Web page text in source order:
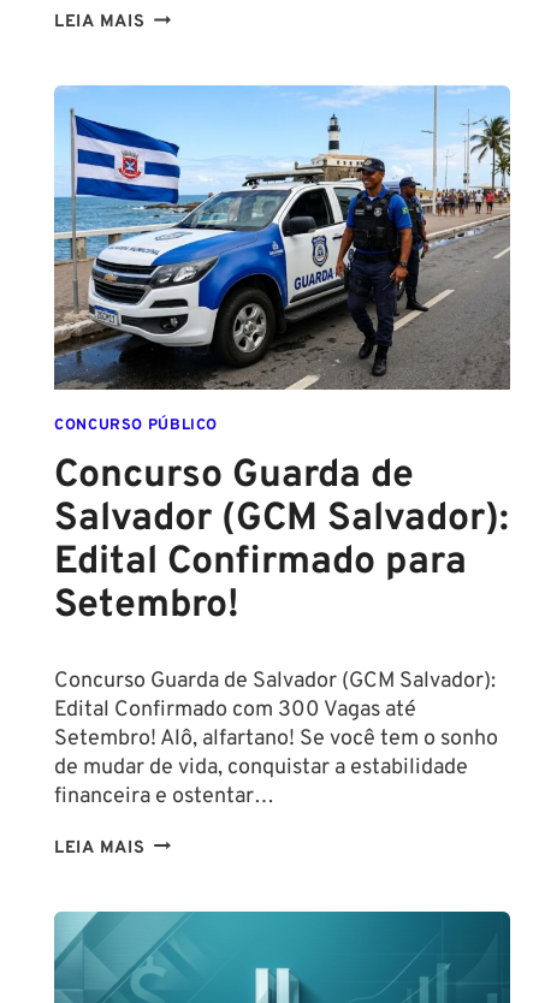
LEIA MAIS NA
SAI
DA
ESCOLA
FORMADO
EM
DIREITO
CONCURSO PÚBLICO
Concurso Guarda de
Salvador (GCM Salvador):
Edital Confirmado para
Setembro!
Concurso Guarda de Salvador (GCM Salvador):
Edital Confirmado com 300 Vagas até
Setembro! Alô, alfartano! Se você tem o sonho
de mudar de vida, conquistar a estabilidade
financeira e ostentar…
LEIA MAIS CONCURSO
SALVADOR
(GCM
SALVADOR):